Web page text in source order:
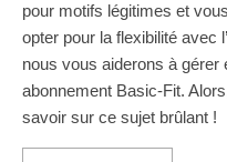
pour motifs légitimes et
opter pour la flexibilité avec
nous vous aiderons à
abonnement Basic-Fit.
savoir sur ce sujet brûlant !